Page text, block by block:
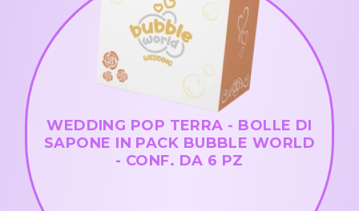
WEDDING POP TERRA - BOLLE DI
SAPONE IN PACK BUBBLE WORLD
- CONF. DA 6 PZ